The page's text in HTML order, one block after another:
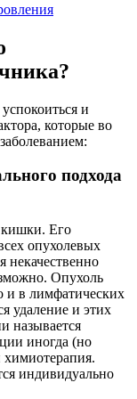
и
которые во
подхода
кишки. Его
опухолевых
некачественно
Опухоль
и в лимфатических
удаление и этих
называется
иногда (но
химиотерапия.
индивидуально